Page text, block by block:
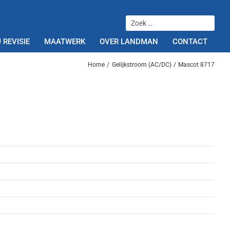
REVISIE MAATWERK OVER LANDMAN CONTACT
Home Gelijkstroom (AC/DC) Mascot 8717